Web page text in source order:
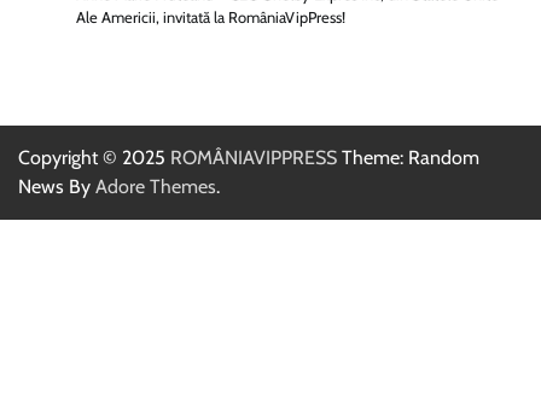
Ale Americii, invitată la RomâniaVipPress!
Copyright © 2025 ROMÂNIAVIPPRESS Theme: Random
News By Adore Themes.